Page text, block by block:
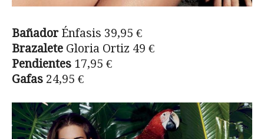
BañadorÉnfasis 39,95 €
Brazalete Gloria Ortiz 49 €
Pendientes 17,95 €
Gafas 24,95 €